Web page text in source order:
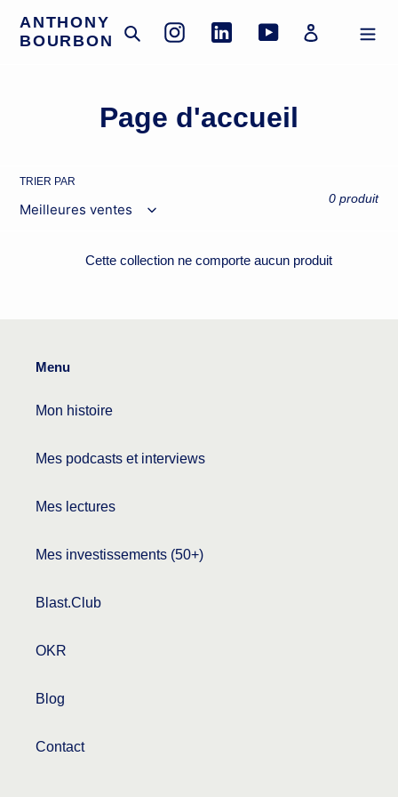
ANTHONY
BOURBON
RechercherInstagramLinkedinYouTubeSe
C
l
e
n
:
Page d'accueil
TRIER PAR
0 produit
Cette collection ne comporte aucun produit
Menu
Mon histoire
Mes podcasts et interviews
Mes lectures
Mes investissements (50+)
Blast.Club
OKR
Blog
Contact